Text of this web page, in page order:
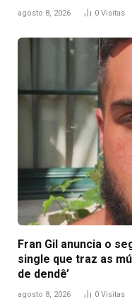
agosto 8, 2026 0 Visitas
Fran Gil anuncia o
single que traz as
de dendê’
agosto 8, 2026 0 Visitas